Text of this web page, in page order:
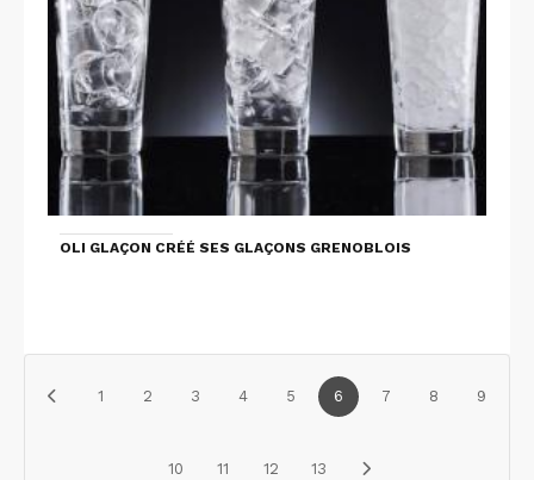
OLI GLAÇON CRÉÉ SES GLAÇONS GRENOBLOIS
1 2 3 4 5 6 7 8 9
10 11 12 13